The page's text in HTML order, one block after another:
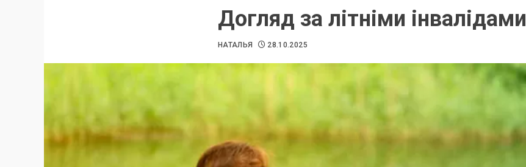
Догляд за літніми інвалідами
НАТАЛЬЯ 28.10.2025